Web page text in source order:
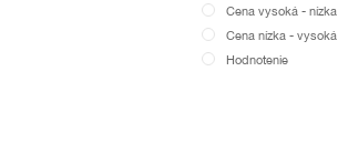
Cena vysoká - nízka
Cena nízka - vysoká
Hodnotenie